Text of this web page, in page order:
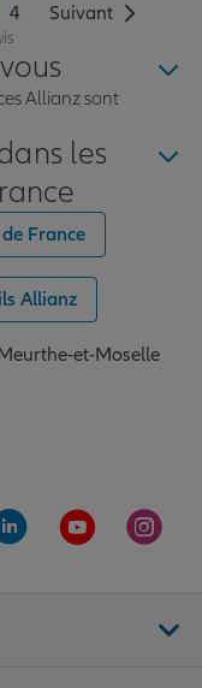
4 Suivant
Allianz sont
les
France
Allianz
et-Moselle
Facebook de Allianz
la page Twitter de
Aller sur la page
Aller sur la
Aller